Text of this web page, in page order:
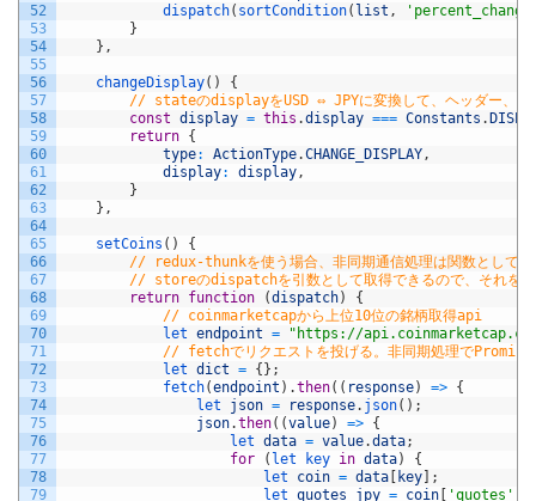
52
53
54
55
56
57
58
59
60
61
62
63
64
65
66
67
68
69
70
71
72
73
74
75
76
77
78
79
dispatch( sortCondition( list ,
}
} ,
changeDisplay( )
{
// stateのdisplayをUSD ⇔ JPYに変換して、ヘッダー、金
const display = this .display === Constants .
return {
type: ActionType.CHANGE_DISPLAY,
display: display,
}
} ,
setCoins ( )
{
// redux-thunkを使う場合、非同期通信処理は関数として返
// storeのdispatchを引数として取得できるので、それを
return function (dispatch)
{
// coinmarketcapから上位10位の銘柄取得api
let endpoint =
"https://
// fetchでリクエストを投げる。非同期処理でPromise
let dict = { } ;
fetch(endpoint ) .then( ( response) => {
let json = response. json( ) ;
json.then( (value) => {
let data = value.data;
for
( let key in data)
{
let coin = data key
;
let quotes_jpy = coin 'quotes'